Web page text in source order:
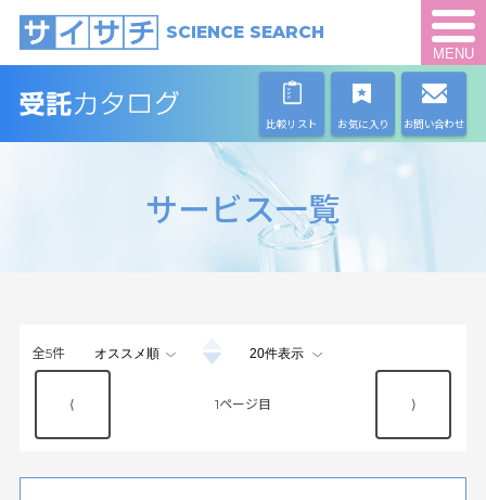
SCIENCE SEARCH
MENU
比較リスト お気に入り お問い合わせ
サービス一覧
全5件
⟨ 1 ⟩